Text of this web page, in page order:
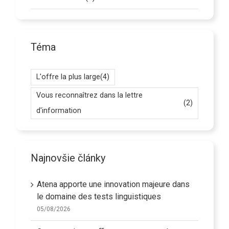
Téma
L'offre la plus large(4)
Vous reconnaîtrez dans la lettre
d'information
(2)
Najnovšie články
Atena apporte une innovation majeure dans
le domaine des tests linguistiques
05/08/2026